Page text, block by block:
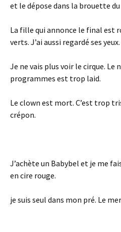
et le dépose dans la brouette
La fille qui annonce le final est
verts. J’ai aussi regardé ses yeux.
Je ne vais plus voir le cirque. Le
programmes est trop laid.
Le clown est mort. C’est trop
crépon.
J’achète un Babybel et je me
en cire rouge.
je suis seul dans mon pré. Le